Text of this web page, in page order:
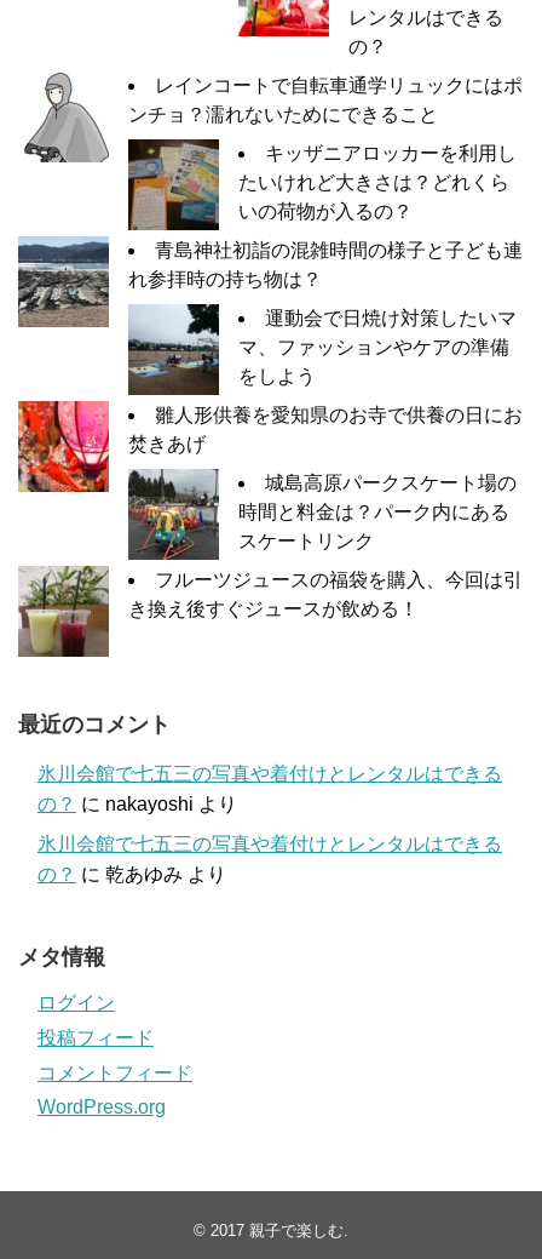
レンタルはできる
の？
レインコートで自転車通学リュックにはポ
ンチョ？濡れないためにできること
キッザニアロッカーを利用し
たいけれど大きさは？どれくら
いの荷物が入るの？
青島神社初詣の混雑時間の様子と子ども連
れ参拝時の持ち物は？
運動会で日焼け対策したいマ
マ、ファッションやケアの準備
をしよう
雛人形供養を愛知県のお寺で供養の日にお
焚きあげ
城島高原パークスケート場の
時間と料金は？パーク内にある
スケートリンク
フルーツジュースの福袋を購入、今回は引
き換え後すぐジュースが飲める！
最近のコメント
氷川会館で七五三の写真や着付けとレンタルはできる
の？ に nakayoshi より
氷川会館で七五三の写真や着付けとレンタルはできる
の？ に 乾あゆみ より
メタ情報
ログイン
投稿フィード
コメントフィード
WordPress.org
© 2017 親子で楽しむ